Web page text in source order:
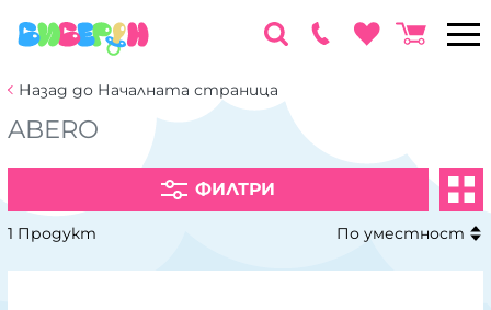
Назад до Началната страница
ABERO
ФИЛТРИ
1 Продукт По уместност